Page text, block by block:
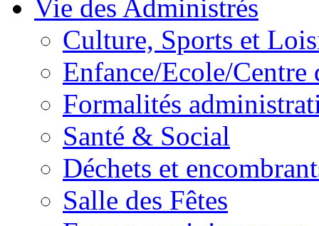
Vie des Administrés
Culture, Sports et
Enfance/Ecole/Centre
Formalités
Santé & Social
Déchets et
Salle des Fêtes